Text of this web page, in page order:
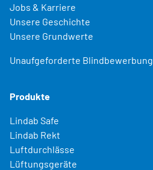
Jobs & Karriere
Unsere Geschichte
Unsere Grundwerte
Unaufgeforderte Blindbewerbung
Produkte
Lindab Safe
Lindab Rekt
Luftdurchlässe
Lüftungsgeräte